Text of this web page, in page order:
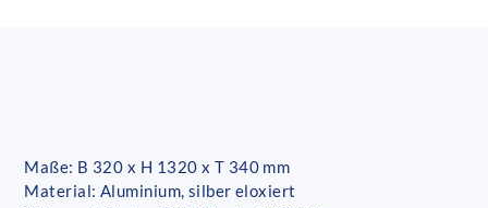
Maße: B 320 x H 1320 x T 340 mm
Material: Aluminium, silber eloxiert